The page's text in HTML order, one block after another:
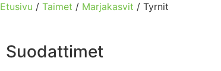
Etusivu / Taimet / Marjakasvit / Tyrnit
Suodattimet